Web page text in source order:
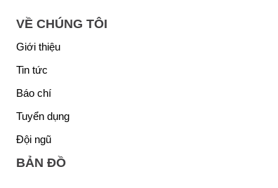
VỀ CHÚNG TÔI
Giới thiệu
Tin tức
Báo chí
Tuyển dụng
Đội ngũ
BẢN ĐỒ